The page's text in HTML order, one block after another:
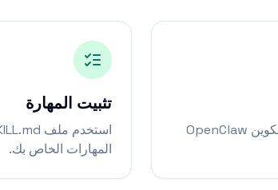
أضف رابط SpeakNotes MCP إلى تكوين OpenClaw
تثبيت المهارة
المهارات الخاص بك.